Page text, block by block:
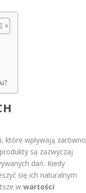
które wpływają zarówno
są zazwyczaj
dań. Kiedy
się ich naturalnym
w wartości